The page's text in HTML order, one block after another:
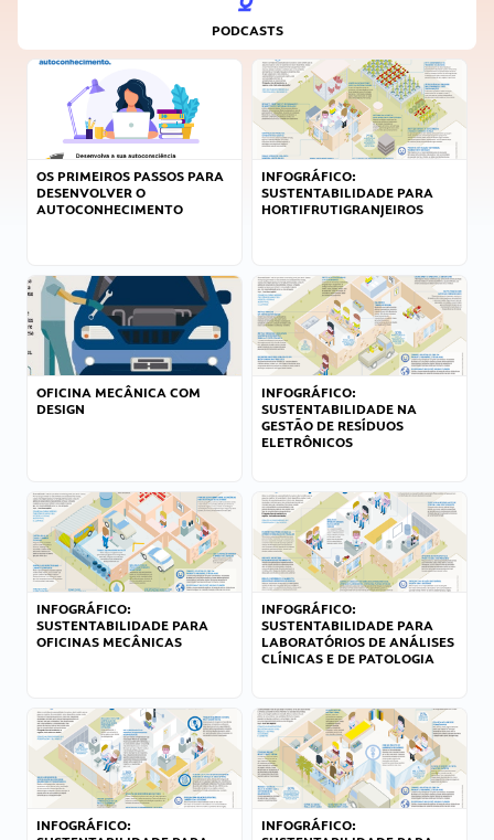
PODCASTS
OS PRIMEIROS PASSOS PARA
DESENVOLVER O
AUTOCONHECIMENTO
INFOGRÁFICO:
SUSTENTABILIDADE PARA
HORTIFRUTIGRANJEIROS
OFICINA MECÂNICA COM
DESIGN
INFOGRÁFICO:
SUSTENTABILIDADE NA
GESTÃO DE RESÍDUOS
ELETRÔNICOS
INFOGRÁFICO:
SUSTENTABILIDADE PARA
OFICINAS MECÂNICAS
INFOGRÁFICO:
SUSTENTABILIDADE PARA
LABORATÓRIOS DE ANÁLISES
CLÍNICAS E DE PATOLOGIA
INFOGRÁFICO:
INFOGRÁFICO: